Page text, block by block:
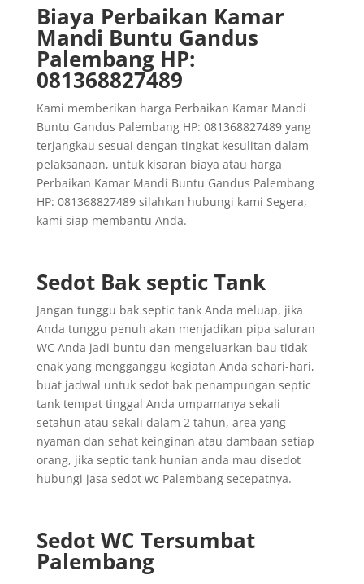
Biaya Perbaikan Kamar
Mandi Buntu Gandus
Palembang HP:
081368827489
Kami memberikan harga Perbaikan Kamar Mandi
Buntu Gandus Palembang HP: 081368827489 yang
terjangkau sesuai dengan tingkat kesulitan dalam
pelaksanaan, untuk kisaran biaya atau harga
Perbaikan Kamar Mandi Buntu Gandus Palembang
HP: 081368827489 silahkan hubungi kami Segera,
kami siap membantu Anda.
Sedot Bak septic Tank
Jangan tunggu bak septic tank Anda meluap, jika
Anda tunggu penuh akan menjadikan pipa saluran
WC Anda jadi buntu dan mengeluarkan bau tidak
enak yang mengganggu kegiatan Anda sehari-hari,
buat jadwal untuk sedot bak penampungan septic
tank tempat tinggal Anda umpamanya sekali
setahun atau sekali dalam 2 tahun, area yang
nyaman dan sehat keinginan atau dambaan setiap
orang, jika septic tank hunian anda mau disedot
hubungi jasa sedot wc Palembang secepatnya.
Sedot WC Tersumbat
Palembang